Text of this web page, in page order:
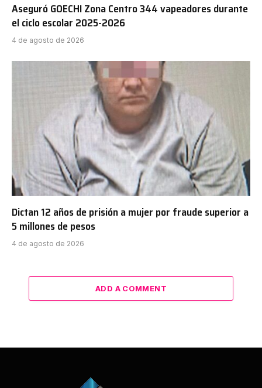
Aseguró GOECHI Zona Centro 344 vapeadores durante
el ciclo escolar 2025-2026
4 de agosto de 2026
Dictan 12 años de prisión a mujer por fraude superior a
5 millones de pesos
4 de agosto de 2026
ADD A COMMENT